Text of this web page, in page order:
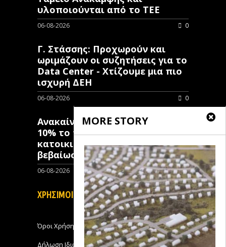
MORE STORY
υλοποιούνται από το ΤΕΕ
06-08-2026 0
Γ. Στάσσης: Προχωρούν και
ωριμάζουν οι συζητήσεις για το
Data Center - Χτίζουμε μια πιο
ισχυρή ΔΕΗ
06-08-2026 0
Ανακαίνιση Κατοικίας: Μόλις
10% το ποσοστό των κλειστών
κατοικιών που έχουν λάβει
βεβαίωση ένταξης
06-08-2026 0
ΧΡΗΣΙΜΟΙ ΣΥΝΔΕΣΜΟΙ
Όροι Χρήσης
Δήλωση Ιδιωτικότητας